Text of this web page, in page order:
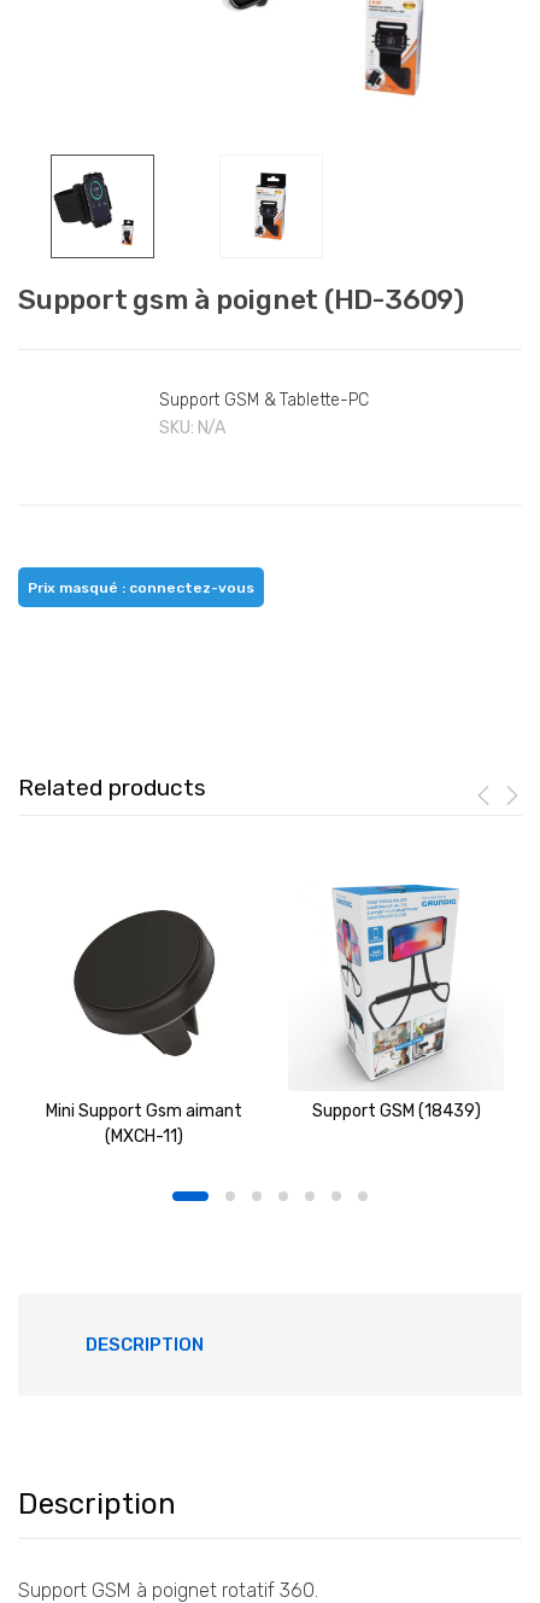
Support gsm à poignet (HD-3609)
Support GSM & Tablette-PC
SKU: N/A
Prix masqué : connectez-vous
Related products
Mini Support Gsm aimant
(MXCH-11)
Support GSM (18439)
DESCRIPTION
Description
Support GSM à poignet rotatif 360.